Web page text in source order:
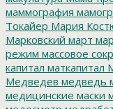
маммография
Токайер Мария
Марковский март
режим массовое
капитал маткапитал
Медведев медведь
медицинские маски